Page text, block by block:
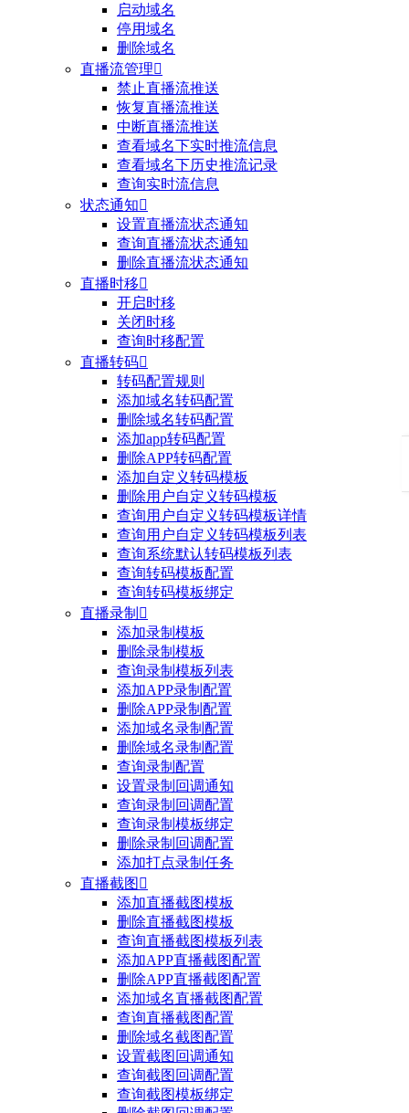
启动域名
停用域名
删除域名
直播流管理
禁止直播流推送
恢复直播流推送
中断直播流推送
查看域名下实时推流信息
查看域名下历史推流记录
查询实时流信息
状态通知
设置直播流状态通知
查询直播流状态通知
删除直播流状态通知
直播时移
开启时移
关闭时移
查询时移配置
直播转码
转码配置规则
添加域名转码配置
删除域名转码配置
添加app转码配置
删除APP转码配置
添加自定义转码模板
删除用户自定义转码模板
查询用户自定义转码模板详情
查询用户自定义转码模板列表
查询系统默认转码模板列表
查询转码模板配置
查询转码模板绑定
直播录制 
添加录制模板
删除录制模板
查询录制模板列表
添加APP录制配置
删除APP录制配置
添加域名录制配置
删除域名录制配置
查询录制配置
设置录制回调通知
查询录制回调配置
查询录制模板绑定
删除录制回调配置
添加打点录制任务
直播截图 
添加直播截图模板
删除直播截图模板
查询直播截图模板列表
添加APP直播截图配置
删除APP直播截图配置
添加域名直播截图配置
查询直播截图配置
删除域名截图配置
设置截图回调通知
查询截图回调配置
查询截图模板绑定